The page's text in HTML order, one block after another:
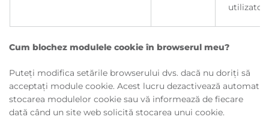
Cum blochez modulele cookie în browserul meu?
Puteți modifica setările browserului dvs. dacă nu doriți să
acceptați module cookie. Acest lucru dezactivează automat
stocarea modulelor cookie sau vă informează de fiecare
dată când un site web solicită stocarea unui cookie.